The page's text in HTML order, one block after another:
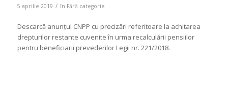
5 aprilie 2019 / în Fără categorie
Descarcă anunțul CNPP cu precizări referitoare la achitarea
drepturilor restante cuvenite în urma recalculării pensiilor
pentru beneficiarii prevederilor Legii nr. 221/2018.